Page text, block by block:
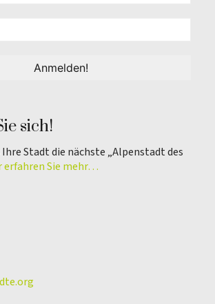
sich!
Ihre Stadt die nächste „Alpenstadt des
erfahren Sie mehr…